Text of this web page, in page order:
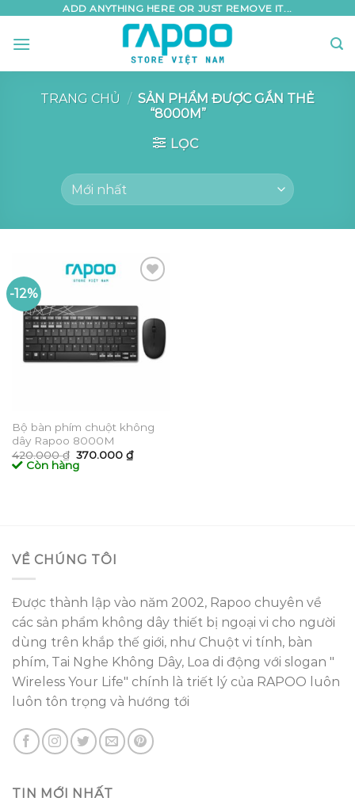
content
ADD ANYTHING HERE OR JUST REMOVE IT...
TRANG CHỦ / SẢN PHẨM ĐƯỢC GẮN THẺ
“8000M”
LỌC
-12%
wishlist
Bộ bàn phím chuột không
dây Rapoo 8000M
420.000₫ Giá
gốc
là:
370.000 ₫Giá
hiện
Còn hàng
VỀ CHÚNG TÔI
Được thành lập vào năm 2002, Rapoo chuyên về
các sản phẩm không dây thiết bị ngoại vi cho người
dùng trên khắp thế giới, như Chuột vi tính, bàn
phím, Tai Nghe Không Dây, Loa di động với slogan "
Wireless Your Life" chính là triết lý của RAPOO luôn
luôn tôn trọng và hướng tới
TIN MỚI NHẤT